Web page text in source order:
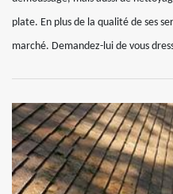
plate. En plus de la qualité de ses
marché. Demandez-lui de vous